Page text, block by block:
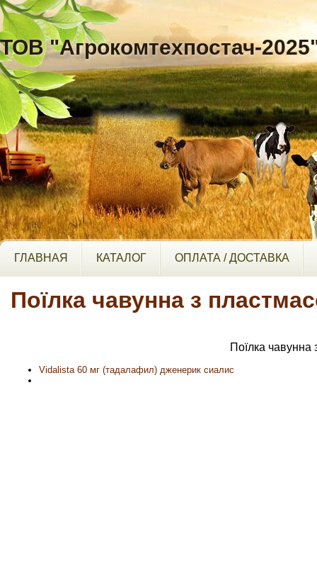
ТОВ "Агрокомтехпостач-
ГЛАВНАЯ КАТАЛОГ ОПЛАТА / ДОСТАВКА
Поїлка чавунна з
Поїлка
Vidalista 60 мг (тадалафил) дженерик сиалис